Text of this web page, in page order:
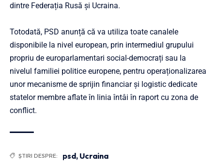
dintre Federația Rusă și Ucraina.
Totodată, PSD anunță că va utiliza toate canalele
disponibile la nivel european, prin intermediul grupului
propriu de europarlamentari social-democrați sau la
nivelul familiei politice europene, pentru operaționalizarea
unor mecanisme de sprijin financiar și logistic dedicate
statelor membre aflate în linia întâi în raport cu zona de
conflict.
ȘTIRI DESPRE: psd, Ucraina